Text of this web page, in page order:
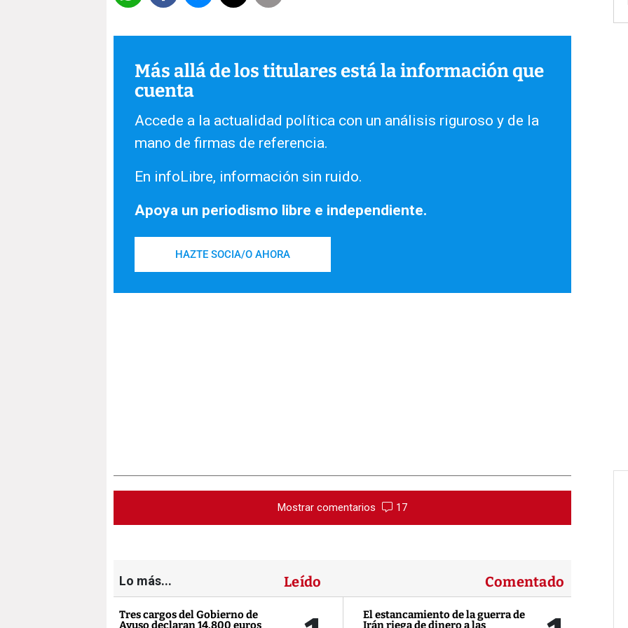
Más allá de los titulares está la información que
cuenta
Accede a la actualidad política con un análisis riguroso y de la
mano de firmas de referencia.
En infoLibre, información sin ruido.
Apoya un periodismo libre e independiente.
HAZTE SOCIA/O AHORA
Mostrar comentarios 17
Lo más... Leído Comentado
Tres cargos del Gobierno de
Ayuso declaran 14.800 euros
El estancamiento de la guerra de
Irán riega de dinero a las